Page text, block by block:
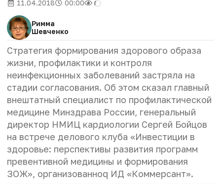
11.04.2018 00:00
Римма
Шевченко
Стратегия формирования здорового образа
жизни, профилактики и контроля
неинфекционных заболеваний застряла на
стадии согласования. Об этом сказал главный
внештатный специалист по профилактической
медицине Минздрава России, генеральный
директор НМИЦ кардиологии Сергей Бойцов
на встрече делового клуба «Инвестиции в
здоровье: перспективы развития программ
превентивной медицины и формирования
ЗОЖ», организованноq ИД «Коммерсант».